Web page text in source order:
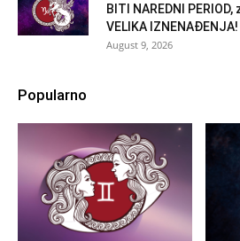
BITI NAREDNI
VELIKA IZNENAĐENJA!
August 9, 2026
Popularno